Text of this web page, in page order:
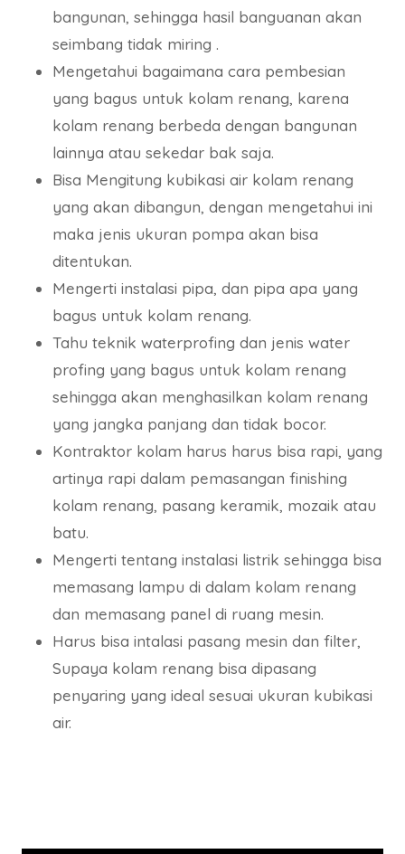
bangunan, sehingga hasil banguanan akan
seimbang tidak miring .
Mengetahui bagaimana cara pembesian
yang bagus untuk kolam renang, karena
kolam renang berbeda dengan bangunan
lainnya atau sekedar bak saja.
Bisa Mengitung kubikasi air kolam renang
yang akan dibangun, dengan mengetahui ini
maka jenis ukuran pompa akan bisa
ditentukan.
Mengerti instalasi pipa, dan pipa apa yang
bagus untuk kolam renang.
Tahu teknik waterprofing dan jenis water
profing yang bagus untuk kolam renang
sehingga akan menghasilkan kolam renang
yang jangka panjang dan tidak bocor.
Kontraktor kolam harus harus bisa rapi, yang
artinya rapi dalam pemasangan finishing
kolam renang, pasang keramik, mozaik atau
batu.
Mengerti tentang instalasi listrik sehingga bisa
memasang lampu di dalam kolam renang
dan memasang panel di ruang mesin.
Harus bisa intalasi pasang mesin dan filter,
Supaya kolam renang bisa dipasang
penyaring yang ideal sesuai ukuran kubikasi
air.